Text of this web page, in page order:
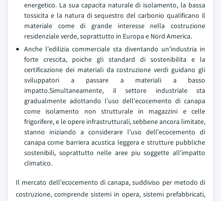
energetico. La sua capacita naturale di isolamento, la bassa
tossicita e la natura di sequestro del carbonio qualificano il
materiale come di grande interesse nella costruzione
residenziale verde, soprattutto in Europa e Nord America.
Anche l'edilizia commerciale sta diventando un'industria in
forte crescita, poiche gli standard di sostenibilita e la
certificazione dei materiali da costruzione verdi guidano gli
sviluppatori a passare a materiali a basso
impatto.Simultaneamente, il settore industriale sta
gradualmente adottando l'uso dell'ecocemento di canapa
come isolamento non strutturale in magazzini e celle
frigorifere, e le opere infrastrutturali, sebbene ancora limitate,
stanno iniziando a considerare l'uso dell'ecocemento di
canapa come barriera acustica leggera e strutture pubbliche
sostenibili, soprattutto nelle aree piu soggette all'impatto
climatico.
Il mercato dell'ecocemento di canapa, suddiviso per metodo di
costruzione, comprende sistemi in opera, sistemi prefabbricati,